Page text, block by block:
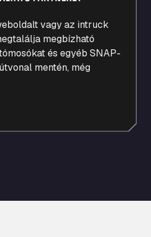
vagy az intruck
megbízható
és egyéb SNAP-
mentén, még